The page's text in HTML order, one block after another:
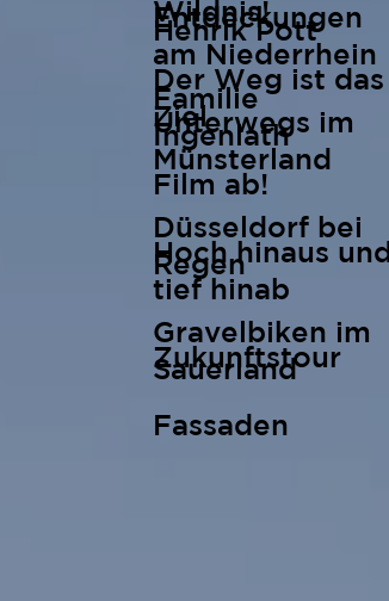
Wildnis!
Der Weg ist das
Ziel
Film ab!
Hoch hinaus und
tief hinab
Zukunftstour
Fassaden
Henrik Pott
Familie
Ingenlath
Entdeckungen
am Niederrhein
Unterwegs im
Münsterland
Düsseldorf bei
Regen
Gravelbiken im
Sauerland